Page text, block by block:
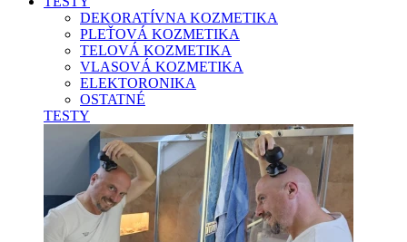
DEKORATÍVNA KOZMETIKA
PLEŤOVÁ KOZMETIKA
TELOVÁ KOZMETIKA
VLASOVÁ KOZMETIKA
ELEKTORONIKA
OSTATNÉ
TESTY